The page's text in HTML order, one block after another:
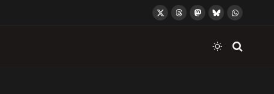
X
ThreadsMastodon
BlueskyWhatsApp